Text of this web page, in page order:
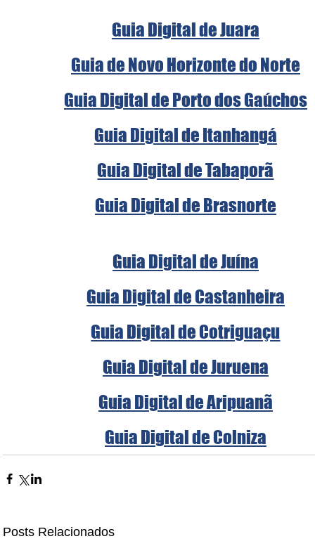
Guia Digital de Juara
Guia de Novo Horizonte do Norte
Guia Digital de Porto dos Gaúchos
Guia Digital de Itanhangá
Guia Digital de Tabaporã
Guia Digital de Brasnorte
Guia Digital de Juína
Guia Digital de Castanheira
Guia Digital de Cotriguaçu
Guia Digital de Juruena
Guia Digital de Aripuanã
Guia Digital de Colniza
Posts Relacionados